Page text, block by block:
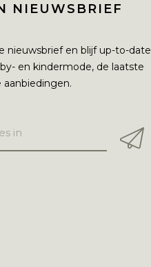
NIEUWSBRIEF
nieuwsbrief en blijf up-to-date
en kindermode, de laatste
aanbiedingen.